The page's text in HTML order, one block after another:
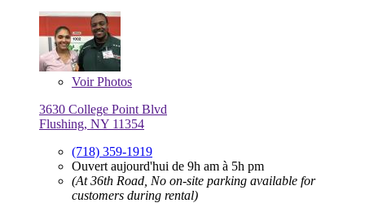
VoirPhotos
3630 College Point Blvd
Flushing, NY 11354
(718) 359-1919
Ouvert aujourd'hui de 9h am à 5h pm
(At 36th Road, No on-site parking available for
customers during rental)